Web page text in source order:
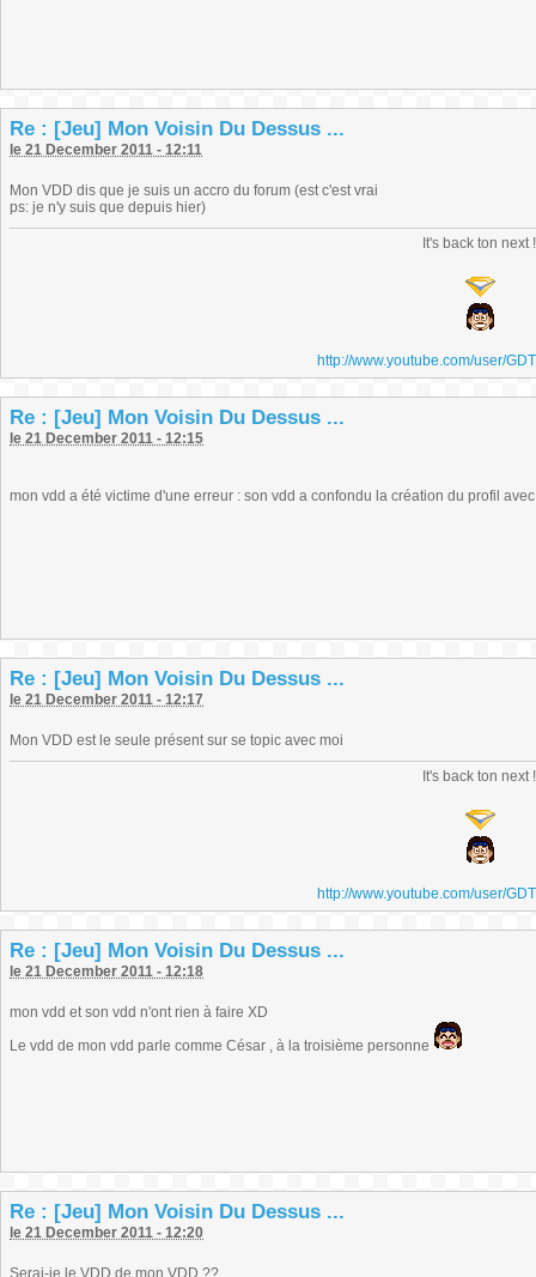
Re : [Jeu] Mon Voisin Du Dessus ...
le 21 December 2011 - 12:11
Mon VDD dis que je suis un accro du forum (est c'est vrai
ps: je n'y suis que depuis hier)
It's back ton next !
http://www.youtube.com/user/
Re : [Jeu] Mon Voisin Du Dessus ...
le 21 December 2011 - 12:15
mon vdd a été victime d'une erreur : son vdd a confondu la création du profil
Re : [Jeu] Mon Voisin Du Dessus ...
le 21 December 2011 - 12:17
Mon VDD est le seule présent sur se topic avec moi
It's back ton next !
http://www.youtube.com/user/
Re : [Jeu] Mon Voisin Du Dessus ...
le 21 December 2011 - 12:18
mon vdd et son vdd n'ont rien à faire XD
Le vdd de mon vdd parle comme César , à la troisième personne
Re : [Jeu] Mon Voisin Du Dessus ...
le 21 December 2011 - 12:20
Serai-je le VDD de mon VDD ??